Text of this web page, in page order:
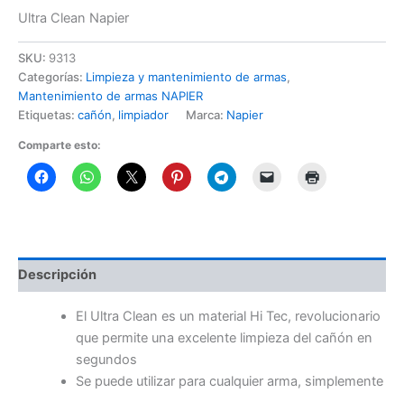
Ultra Clean Napier
SKU: 9313
Categorías: Limpieza y mantenimiento de armas,
Mantenimiento de armas NAPIER
Etiquetas: cañón, limpiador Marca: Napier
Comparte esto:
Descripción
El Ultra Clean es un material Hi Tec, revolucionario
que permite una excelente limpieza del cañón en
segundos
Se puede utilizar para cualquier arma, simplemente